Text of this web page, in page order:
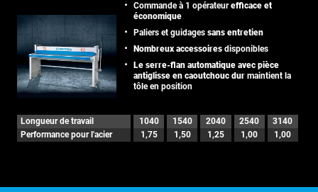
Commande à 1 opérateurefficace et
économique
Paliers et guidages sans entretien
Nombreux accessoires disponibles
Le serre-flan automatique avec pièce
antiglisse en caoutchouc dur maintient la
tôle en position
Longueur de travail 1040 1540 2040 2540
3140
Performance pour l'acier
1,75 1,50 1,25 1,00 1,00